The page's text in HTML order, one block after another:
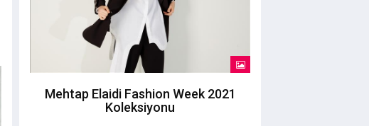
Mehtap Elaidi Fashion Week 2021
Koleksiyonu